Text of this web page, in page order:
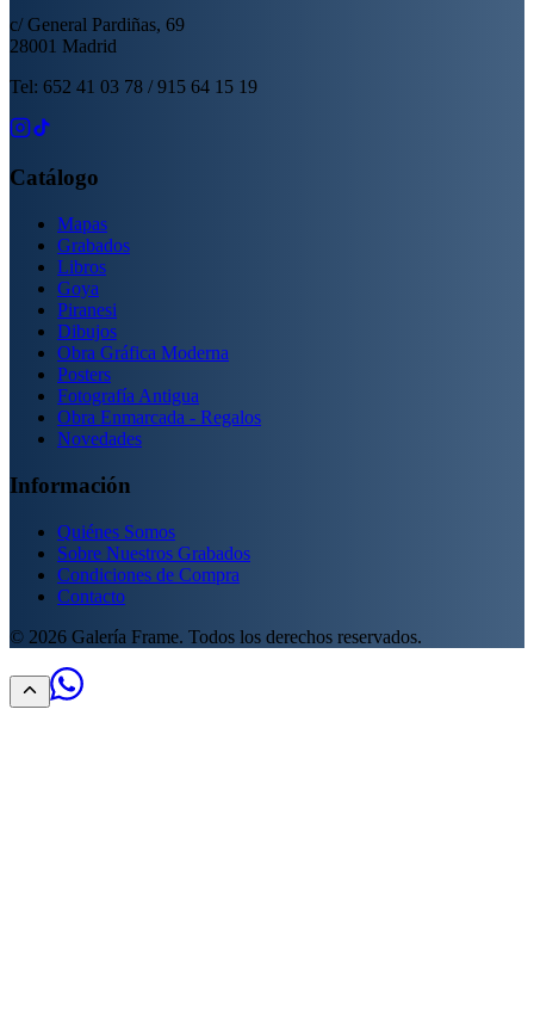
c/ General Pardiñas, 69
28001 Madrid
Tel: 652 41 03 78 / 915 64 15 19
Catálogo
Mapas
Grabados
Libros
Goya
Piranesi
Dibujos
Obra Gráfica Moderna
Posters
Fotografía Antigua
Obra Enmarcada - Regalos
Novedades
Información
Quiénes Somos
Sobre Nuestros Grabados
Condiciones de Compra
Contacto
© 2026 Galería Frame. Todos los derechos reservados.